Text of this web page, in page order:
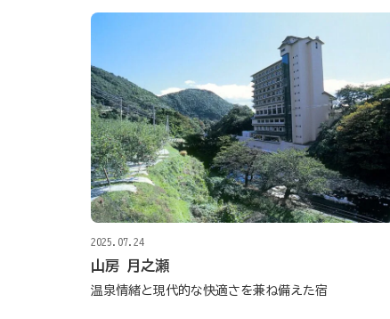
2025.07.24
山房 月之瀬
温泉情緒と現代的な快適さを兼ね備えた宿